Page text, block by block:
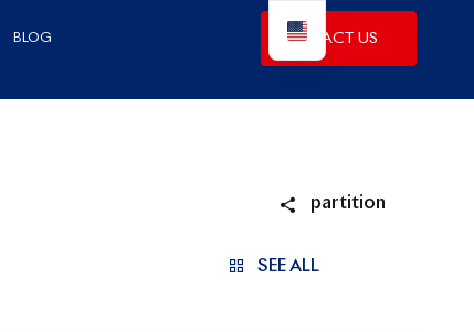
BLOG CONTACT US
partition
SEE ALL